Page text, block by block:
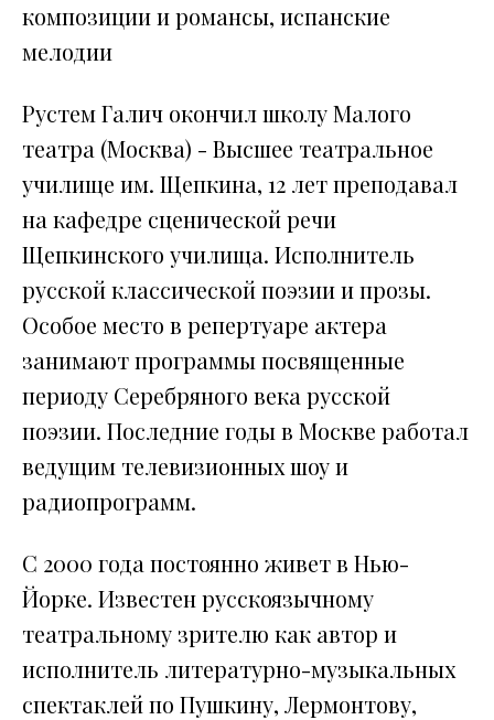
композиции и романсы, испанские
мелодии
Рустем Галич окончил школу Малого
театра (Москва) - Высшее театральное
училище им. Щепкина, 12 лет преподавал
на кафедре сценической речи
Щепкинского училища. Исполнитель
русской классической поэзии и прозы.
Особое место в репертуаре актера
занимают программы посвященные
периоду Серебряного века русской
поэзии. Последние годы в Москве работал
ведущим телевизионных шоу и
радиопрограмм.
С 2000 года постоянно живет в Нью-
Йорке. Известен русскоязычному
театральному зрителю как автор и
исполнитель литературно-музыкальных
спектаклей по Пушкину, Лермонтову,